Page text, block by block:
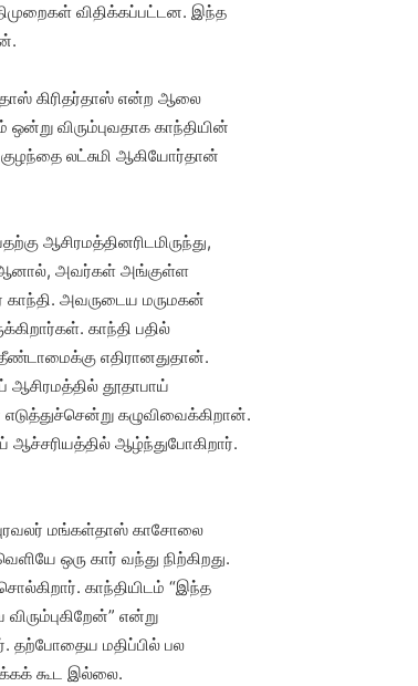
விதிக்கப்பட்டன. இந்த
கிரிதர்தாஸ் என்ற ஆலை
விரும்புவதாக காந்தியின்
லட்சுமி ஆகியோர்தான்
ஆசிரமத்தினரிடமிருந்து,
ஆனால், அவர்கள் அங்குள்ள
அவருடைய மருமகன்
காந்தி பதில்
எதிரானதுதான்.
ஆசிரமத்தில் தூதாபாய்
கழுவிவைக்கிறான்.
ஆச்சரியத்தில் ஆழ்ந்துபோகிறார்.
புரவலர் மங்கள்தாஸ் காசோலை
ஒரு கார் வந்து நிற்கிறது.
காந்தியிடம் “இந்த
என்று
தற்போதைய மதிப்பில் பல
கூட இல்லை.